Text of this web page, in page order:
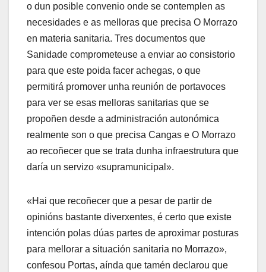
o dun posible convenio onde se contemplen as
necesidades e as melloras que precisa O Morrazo
en materia sanitaria. Tres documentos que
Sanidade comprometeuse a enviar ao consistorio
para que este poida facer achegas, o que
permitirá promover unha reunión de portavoces
para ver se esas melloras sanitarias que se
propoñen desde a administración autonómica
realmente son o que precisa Cangas e O Morrazo
ao recoñecer que se trata dunha infraestrutura que
daría un servizo «supramunicipal».
«Hai que recoñecer que a pesar de partir de
opinións bastante diverxentes, é certo que existe
intención polas dúas partes de aproximar posturas
para mellorar a situación sanitaria no Morrazo»,
confesou Portas, aínda que tamén declarou que